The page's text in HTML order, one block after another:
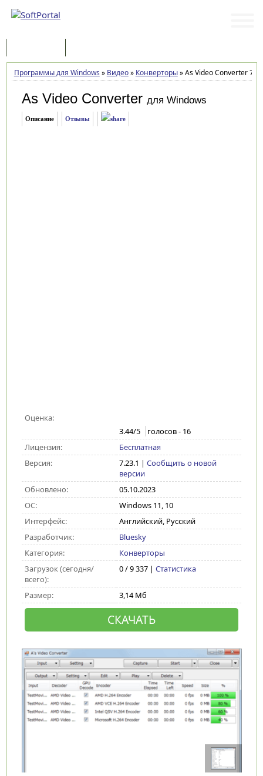
Программы для Windows » Видео» Конверторы»As Video Converter
As Video Converter для Windows
Описание Отзывы
Оценка:
3.44/5 голосов - 16
Лицензия:
Бесплатная
Версия:
7.23.1 | Сообщить о новой
версии
Обновлено:
05.10.2023
ОС:
Windows 11, 10
Интерфейс:
Английский, Русский
Разработчик:
Bluesky
Категория:
Конверторы
Загрузок (сегодня/
всего):
0 / 9 337 | Статистика
Размер: 3,14 Мб
СКАЧАТЬ